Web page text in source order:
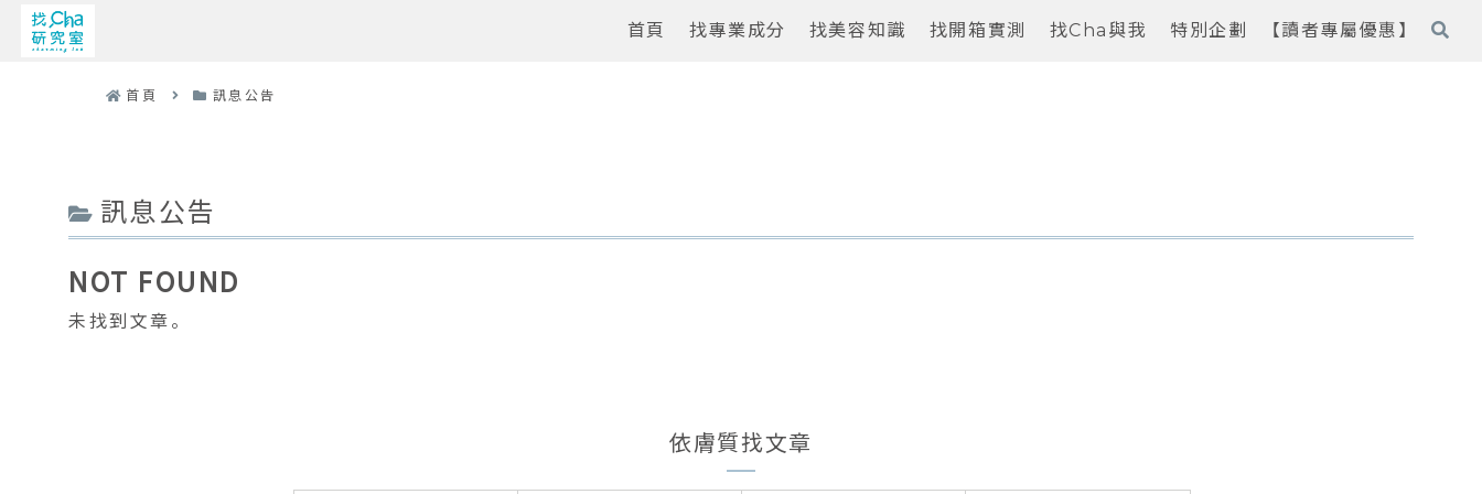
首頁 找專業成分 找美容知識 找開箱實測 找Cha與我 特別企劃 【讀者專屬優惠】
首頁 訊息公告
訊息公告
NOT FOUND
未找到文章。
依膚質找文章